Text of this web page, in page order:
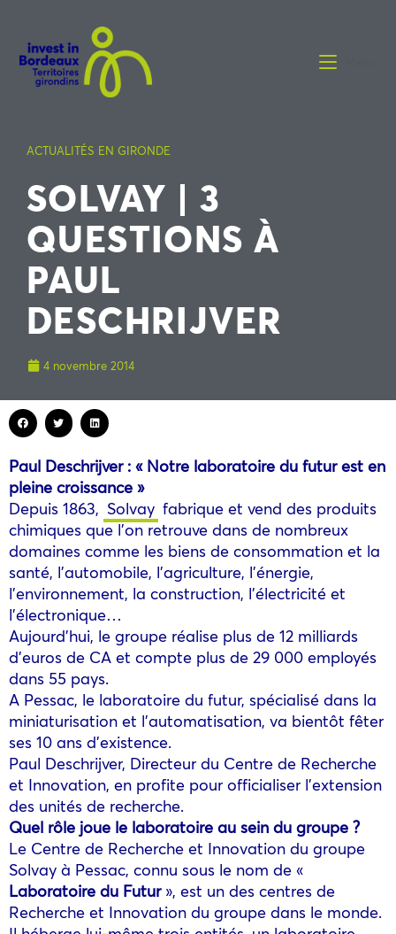
ACTUALITÉS EN GIRONDE
SOLVAY | 3
QUESTIONS À
PAUL
DESCHRIJVER
4 novembre 2014
Paul Deschrijver : « Notre laboratoire du futur est en
pleine croissance »
Depuis 1863, Solvay fabrique et vend des produits
chimiques que l’on retrouve dans de nombreux
domaines comme les biens de consommation et la
santé, l’automobile, l’agriculture, l’énergie,
l’environnement, la construction, l’électricité et
l’électronique…
Aujourd’hui, le groupe réalise plus de 12 milliards
d’euros de CA et compte plus de 29 000 employés
dans 55 pays.
A Pessac, le laboratoire du futur, spécialisé dans la
miniaturisation et l’automatisation, va bientôt fêter
ses 10 ans d’existence.
Paul Deschrijver, Directeur du Centre de Recherche
et Innovation, en profite pour officialiser l’extension
des unités de recherche.
Quel rôle joue le laboratoire au sein du groupe ?
Le Centre de Recherche et Innovation du groupe
Solvay à Pessac, connu sous le nom de «
Laboratoire du Futur», est un des centres de
Recherche et Innovation du groupe dans le monde.